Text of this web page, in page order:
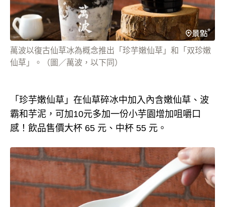
萬波以復古仙草冰為概念推出「珍芋嫩仙草」和「双珍嫩
仙草」。（圖／萬波，以下同）
「珍芋嫩仙草」在仙草碎冰中加入內含嫩仙草、波
霸和芋泥，可加10元多加一份小芋園增加咀嚼口
感！飲品售價大杯 65 元、中杯 55 元。